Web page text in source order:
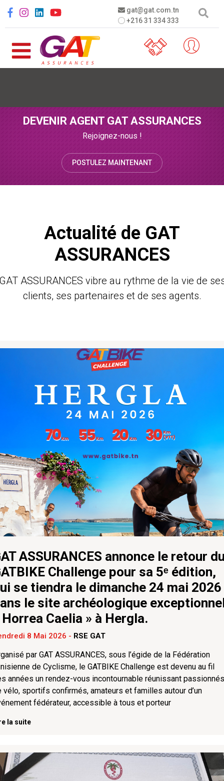
gat@gat.com.tn
+216 31 334 333
Social menu
DEVENIR AGENT GAT ASSURANCES
Rejoignez-nous !
POSTULEZ MAINTENANT
Actualité de GAT
ASSURANCES
ASSURANCES vibre au rythme de la vie de
clients, ses partenaires et de ses agents.
ASSURANCES annonce le retour
Challenge pour sa 5ᵉ édition,
se tiendra le dimanche 24 mai 2026
le site archéologique
Horrea Caelia » à Hergla.
8 Mai 2026 - RSE GAT
par GAT ASSURANCES, sous l’égide de la Fédération
de Cyclisme, le GATBIKE Challenge est devenu au fil
années un rendez-vous incontournable réunissant passionnés
vélo, sportifs confirmés, amateurs et familles autour d’un
fédérateur, accessible à tous et porteur
la suite